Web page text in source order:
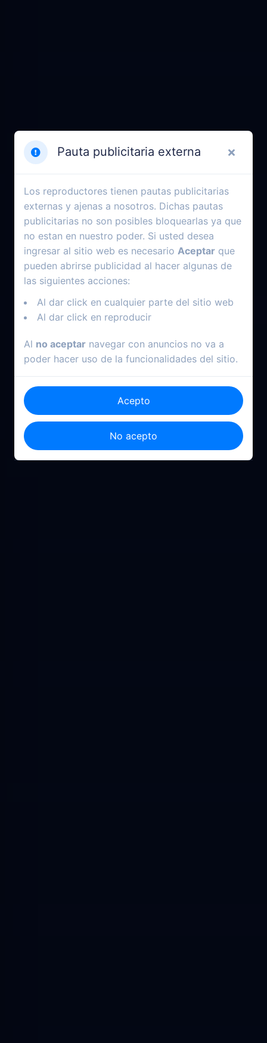
Pauta publicitaria externa
Los reproductores tienen pautas publicitarias
externas y ajenas a nosotros. Dichas pautas
publicitarias no son posibles bloquearlas ya que
no estan en nuestro poder. Si usted desea
ingresar al sitio web es necesario Aceptar que
pueden abrirse publicidad al hacer algunas de
las siguientes acciones:
Al dar click en cualquier parte del sitio web
Al dar click en reproducir
Al no aceptar navegar con anuncios no va a
poder hacer uso de la funcionalidades del sitio.
Acepto
No acepto